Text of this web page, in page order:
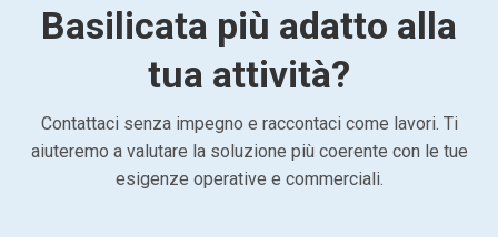
Basilicata più adatto alla
tua attività?
Contattaci senza impegno e raccontaci come lavori. Ti
aiuteremo a valutare la soluzione più coerente con le tue
esigenze operative e commerciali.